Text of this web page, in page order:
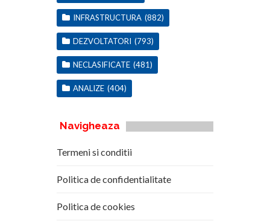
INFRASTRUCTURA (882)
DEZVOLTATORI (793)
NECLASIFICATE (481)
ANALIZE (404)
Navigheaza
Termeni si conditii
Politica de confidentialitate
Politica de cookies